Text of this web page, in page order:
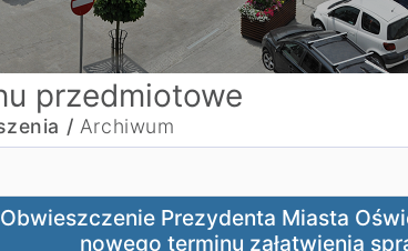
przedmiotowe
/ Archiwum
Prezydenta Miasta Oświęcim -
Obwieszczenie Prezydenta Miasta
nowego terminu załatwienia